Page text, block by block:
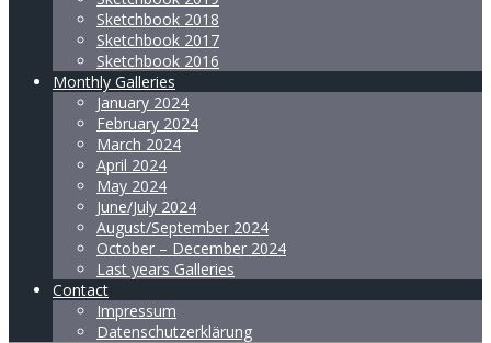
Sketchbook 2018
Sketchbook 2017
Sketchbook 2016
Monthly Galleries
January 2024
February 2024
March 2024
April 2024
May 2024
June/July 2024
August/September 2024
October – December 2024
Last years Galleries
Contact
Impressum
Datenschutzerklärung